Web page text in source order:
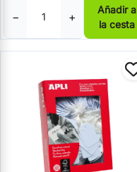
− +
Añadir a
la cesta